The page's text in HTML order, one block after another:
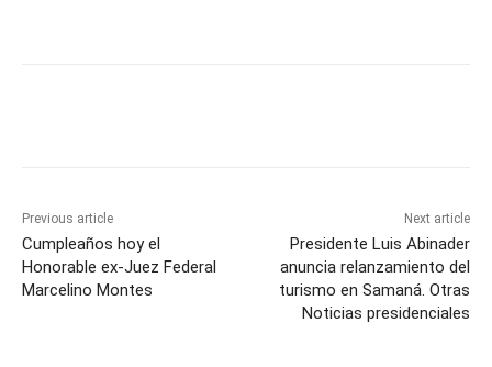
Previous article
Cumpleaños hoy el
Honorable ex-Juez Federal
Marcelino Montes
Next article
Presidente Luis Abinader
anuncia relanzamiento del
turismo en Samaná. Otras
Noticias presidenciales